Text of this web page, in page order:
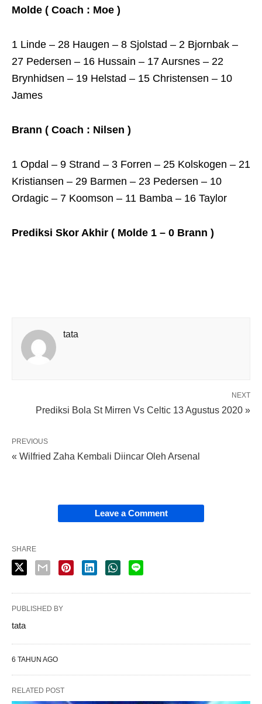
Molde ( Coach : Moe )
1 Linde – 28 Haugen – 8 Sjolstad – 2 Bjornbak –
27 Pedersen – 16 Hussain – 17 Aursnes – 22
Brynhidsen – 19 Helstad – 15 Christensen – 10
James
Brann ( Coach : Nilsen )
1 Opdal – 9 Strand – 3 Forren – 25 Kolskogen – 21
Kristiansen – 29 Barmen – 23 Pedersen – 10
Ordagic – 7 Koomson – 11 Bamba – 16 Taylor
Prediksi Skor Akhir ( Molde 1 – 0 Brann )
tata
NEXT
Prediksi Bola St Mirren Vs Celtic 13 Agustus 2020 »
PREVIOUS
« Wilfried Zaha Kembali Diincar Oleh Arsenal
Leave a Comment
SHARE
PUBLISHED BY
tata
6 TAHUN AGO
RELATED POST